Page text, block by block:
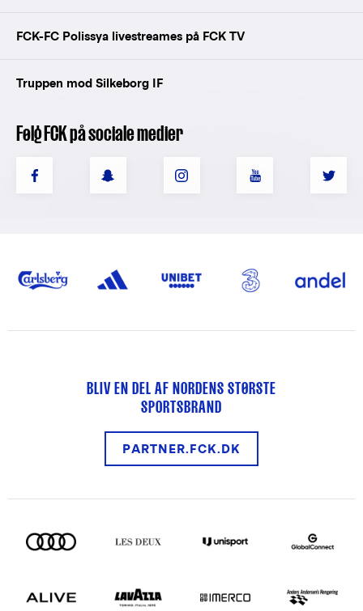
FCK-FC Polissya livestreames på FCK TV
Truppen mod Silkeborg IF
Følg FCK på sociale medier
BLIV EN DEL AF NORDENS STØRSTE
SPORTSBRAND
PARTNER.FCK.DK